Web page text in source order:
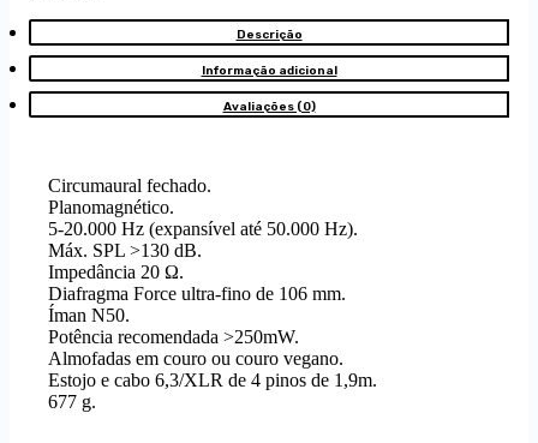
Descrição
Informação adicional
Avaliações (0)
Circumaural fechado.
Planomagnético.
5-20.000 Hz (expansível até 50.000 Hz).
Máx. SPL >130 dB.
Impedância 20 Ω.
Diafragma Force ultra-fino de 106 mm.
Íman N50.
Potência recomendada >250mW.
Almofadas em couro ou couro vegano.
Estojo e cabo 6,3/XLR de 4 pinos de 1,9m.
677 g.